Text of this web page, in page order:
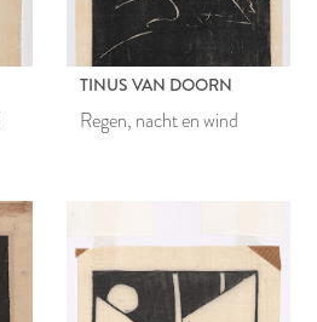
TINUS VAN DOORN
Regen, nacht en wind